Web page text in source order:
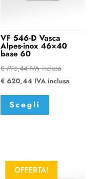
VF 546-D Vasca
Alpes-inox 46×40
base 60
€795,44 IVA inclusa
€ 620,44 IVA inclusa
Scegli
Questo
ha
OFFERTA!